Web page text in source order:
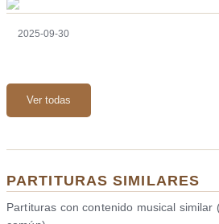
2025-09-30
Ver todas
PARTITURAS SIMILARES
Partituras con contenido musical similar